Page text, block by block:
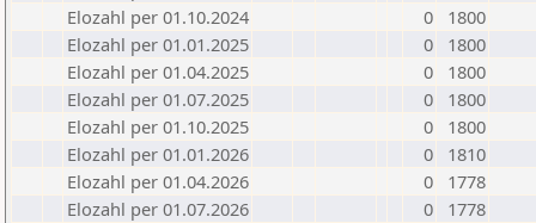
Elozahl per 01.10.2024
0
1800
Elozahl per 01.01.2025
0
1800
Elozahl per 01.04.2025
0
1800
Elozahl per 01.07.2025
0
1800
Elozahl per 01.10.2025
0
1800
Elozahl per 01.01.2026
0
1810
Elozahl per 01.04.2026
0
1778
Elozahl per 01.07.2026
0
1778